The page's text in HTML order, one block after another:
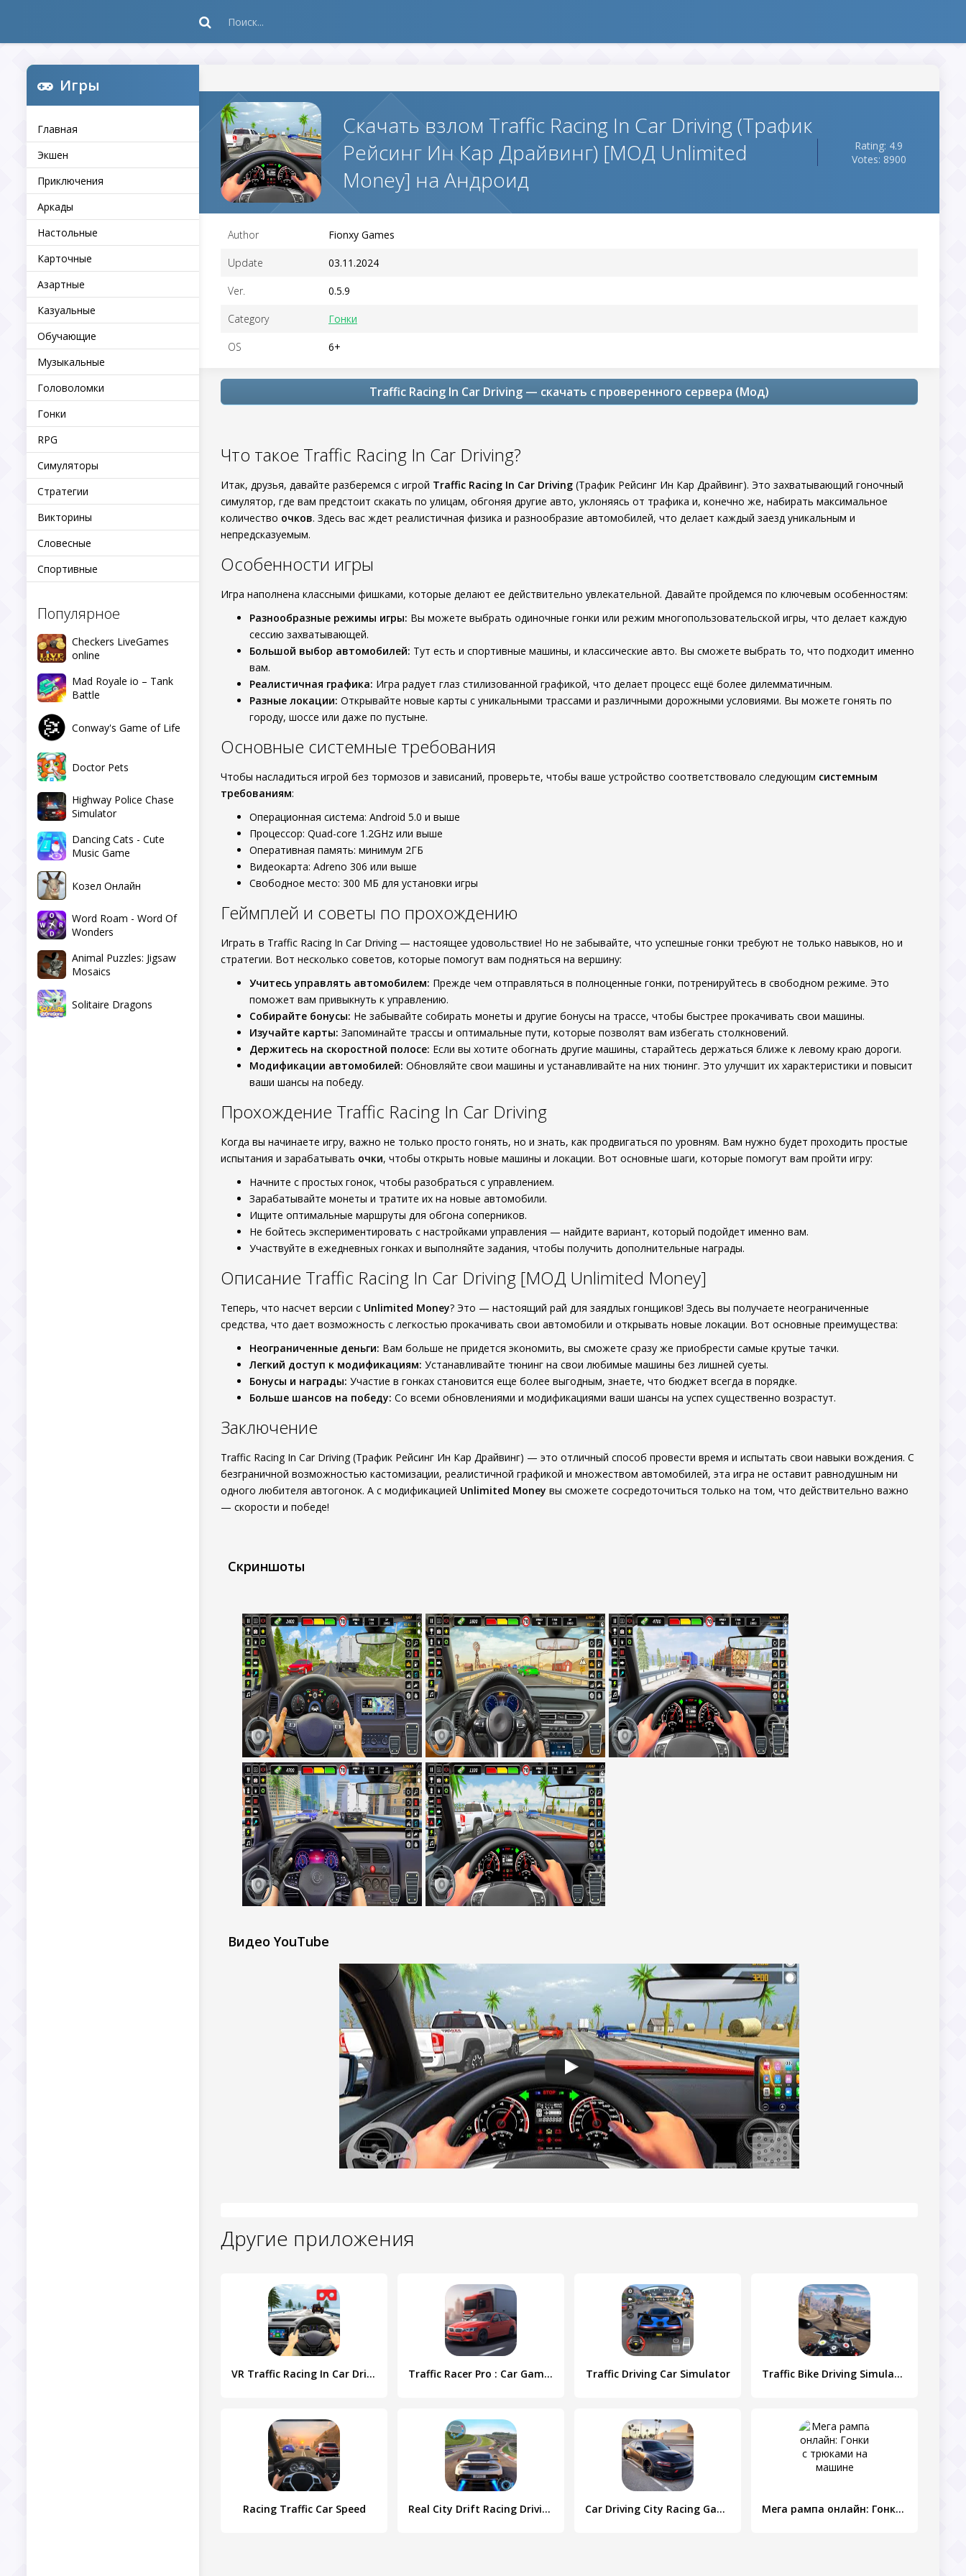
Игры
Главная
Экшен
Приключения
Аркады
Настольные
Карточные
Азартные
Казуальные
Обучающие
Музыкальные
Головоломки
Гонки
RPG
Симуляторы
Стратегии
Викторины
Словесные
Спортивные
Популярное
Checkers LiveGames
online
Mad Royale io – Tank
Battle
Conway's Game of Life
Doctor Pets
Highway Police Chase
Simulator
Dancing Cats - Cute
Music Game
Козел Онлайн
Word Roam - Word Of
Wonders
Animal Puzzles: Jigsaw
Mosaics
Solitaire Dragons
Скачать взлом Traffic Racing In Car Driving (Трафик
Рейсинг Ин Кар Драйвинг) [МОД Unlimited
Money] на Андроид
Rating: 4.9
Votes: 8900
Author Fionxy Games
Update 03.11.2024
Ver. 0.5.9
Category Гонки
OS 6+
Traffic Racing In Car Driving — скачать с проверенного сервера (Мод)
Что такое Traffic Racing In Car Driving?
Итак, друзья, давайте разберемся с игрой Traffic Racing In Car Driving (Трафик Рейсинг Ин Кар Драйвинг). Это захватывающий гоночный
симулятор, где вам предстоит скакать по улицам, обгоняя другие авто, уклоняясь от трафика и, конечно же, набирать максимальное
количество очков. Здесь вас ждет реалистичная физика и разнообразие автомобилей, что делает каждый заезд уникальным и
непредсказуемым.
Особенности игры
Игра наполнена классными фишками, которые делают ее действительно увлекательной. Давайте пройдемся по ключевым особенностям:
Разнообразные режимы игры: Вы можете выбрать одиночные гонки или режим многопользовательской игры, что делает каждую
сессию захватывающей.
Большой выбор автомобилей: Тут есть и спортивные машины, и классические авто. Вы сможете выбрать то, что подходит именно
вам.
Реалистичная графика: Игра радует глаз стилизованной графикой, что делает процесс ещё более дилемматичным.
Разные локации: Открывайте новые карты с уникальными трассами и различными дорожными условиями. Вы можете гонять по
городу, шоссе или даже по пустыне.
Основные системные требования
Чтобы насладиться игрой без тормозов и зависаний, проверьте, чтобы ваше устройство соответствовало следующим системным
требованиям:
Операционная система: Android 5.0 и выше
Процессор: Quad-core 1.2GHz или выше
Оперативная память: минимум 2ГБ
Видеокарта: Adreno 306 или выше
Свободное место: 300 МБ для установки игры
Геймплей и советы по прохождению
Играть в Traffic Racing In Car Driving — настоящее удовольствие! Но не забывайте, что успешные гонки требуют не только навыков, но и
стратегии. Вот несколько советов, которые помогут вам подняться на вершину:
Учитесь управлять автомобилем: Прежде чем отправляться в полноценные гонки, потренируйтесь в свободном режиме. Это
поможет вам привыкнуть к управлению.
Собирайте бонусы: Не забывайте собирать монеты и другие бонусы на трассе, чтобы быстрее прокачивать свои машины.
Изучайте карты: Запоминайте трассы и оптимальные пути, которые позволят вам избегать столкновений.
Держитесь на скоростной полосе: Если вы хотите обогнать другие машины, старайтесь держаться ближе к левому краю дороги.
Модификации автомобилей: Обновляйте свои машины и устанавливайте на них тюнинг. Это улучшит их характеристики и повысит
ваши шансы на победу.
Прохождение Traffic Racing In Car Driving
Когда вы начинаете игру, важно не только просто гонять, но и знать, как продвигаться по уровням. Вам нужно будет проходить простые
испытания и зарабатывать очки, чтобы открыть новые машины и локации. Вот основные шаги, которые помогут вам пройти игру:
Начните с простых гонок, чтобы разобраться с управлением.
Зарабатывайте монеты и тратите их на новые автомобили.
Ищите оптимальные маршруты для обгона соперников.
Не бойтесь экспериментировать с настройками управления — найдите вариант, который подойдет именно вам.
Участвуйте в ежедневных гонках и выполняйте задания, чтобы получить дополнительные награды.
Описание Traffic Racing In Car Driving [МОД Unlimited Money]
Теперь, что насчет версии с Unlimited Money? Это — настоящий рай для заядлых гонщиков! Здесь вы получаете неограниченные
средства, что дает возможность с легкостью прокачивать свои автомобили и открывать новые локации. Вот основные преимущества:
Неограниченные деньги: Вам больше не придется экономить, вы сможете сразу же приобрести самые крутые тачки.
Легкий доступ к модификациям: Устанавливайте тюнинг на свои любимые машины без лишней суеты.
Бонусы и награды: Участие в гонках становится еще более выгодным, знаете, что бюджет всегда в порядке.
Больше шансов на победу: Со всеми обновлениями и модификациями ваши шансы на успех существенно возрастут.
Заключение
Traffic Racing In Car Driving (Трафик Рейсинг Ин Кар Драйвинг) — это отличный способ провести время и испытать свои навыки вождения. С
безграничной возможностью кастомизации, реалистичной графикой и множеством автомобилей, эта игра не оставит равнодушным ни
одного любителя автогонок. А с модификацией Unlimited Money вы сможете сосредоточиться только на том, что действительно важно
— скорости и победе!
Скриншоты
Видео YouTube
Другие приложения
VR Traffic Racing In Car Drive Traffic Racer Pro : Car Games Traffic Driving Car Simulator Traffic Bike Driving Simulator
Racing Traffic Car Speed Real City Drift Racing Driving Car Driving City Racing Games Мега рампа онлайн: Гонки с трюками на машине